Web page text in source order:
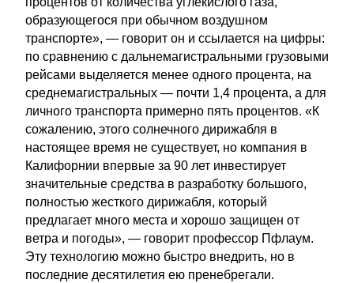
образующегося при обычном воздушном
транспорте», — говорит он и ссылается на цифры:
по сравнению с дальнемагистральными грузовыми
рейсами выделяется менее одного процента, на
среднемагистральных — почти 1,4 процента, а для
личного транспорта примерно пять процентов. «К
сожалению, этого солнечного дирижабля в
настоящее время не существует, но компания в
Калифорнии впервые за 90 лет инвестирует
значительные средства в разработку большого,
полностью жесткого дирижабля, который
предлагает много места и хорошо защищен от
ветра и погоды», — говорит профессор Пфлаум.
Эту технологию можно быстро внедрить, но в
последние десятилетия ею пренебрегали.